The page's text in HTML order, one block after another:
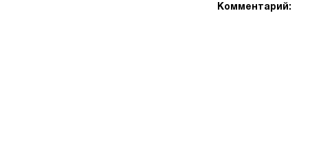
Комментарий: